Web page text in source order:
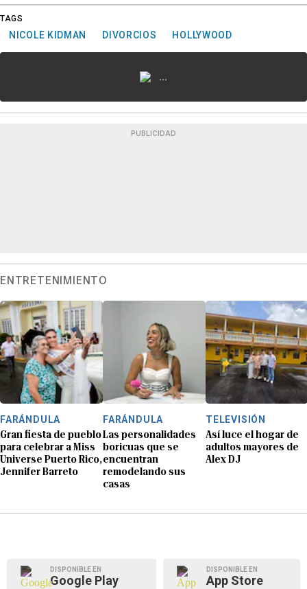
TAGS
NICOLE KIDMAN DIVORCIOS HOLLYWOOD
...
PUBLICIDAD
ENTRETENIMIENTO
FARÁNDULA
Gran fiesta de pueblo
para celebrar a Miss
Universe Puerto Rico,
Jennifer Barreto
FARÁNDULA
Las personalidades
boricuas que se
encuentran
remodelando sus
casas
TELEVISIÓN
Así luce el hogar de
adultos mayores de
Alex DJ
DISPONIBLE EN
Google Play
DISPONIBLE EN
App Store